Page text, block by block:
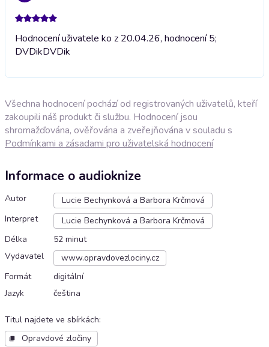
Hodnocení uživatele ko z 20.04.26, hodnocení 5;
DVDikDVDik
Všechna hodnocení pochází od registrovaných uživatelů, kteří
zakoupili náš produkt či službu. Hodnocení jsou
shromažďována, ověřována a zveřejňována v souladu s
Podmínkami a zásadami pro uživatelská hodnocení
Informace o audioknize
Autor
Lucie Bechynková a Barbora Krčmová
Interpret
Lucie Bechynková a Barbora Krčmová
Délka
52 minut
Vydavatel
www.opravdovezlociny.cz
Formát
digitální
Jazyk
čeština
Titul najdete ve sbírkách:
Opravdové zločiny